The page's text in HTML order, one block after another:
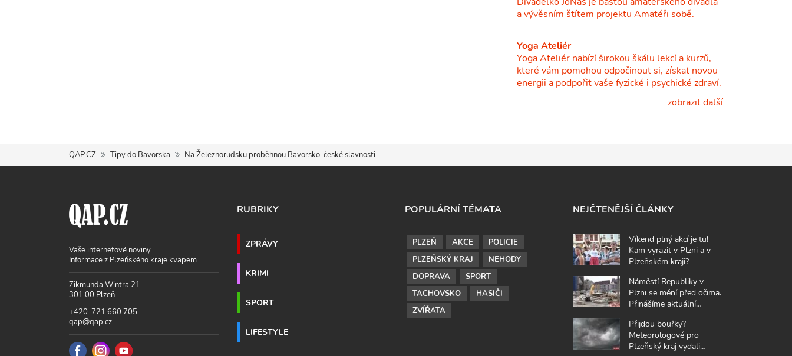
a vývěsním štítem projektu Amatéři sobě.
Yoga Ateliér
Yoga Ateliér nabízí širokou škálu lekcí a kurzů,
které vám pomohou odpočinout si, získat novou
energii a podpořit vaše fyzické i psychické zdraví.
zobrazit další
QAP.CZ Tipy do Bavorska Na Železnorudsku proběhnou Bavorsko-české slavnosti
Vaše internetové noviny
Informace z Plzeňského kraje kvapem
Zikmunda Wintra 21
301 00 Plzeň
+420 721 660 705
qap@qap.cz
RUBRIKY
ZPRÁVY
KRIMI
SPORT
LIFESTYLE
POPULÁRNÍ TÉMATA
PLZEŇ AKCE
POLICIE
PLZEŇSKÝ KRAJ
NEHODY
DOPRAVA
SPORT
TACHOVSKO
HASIČI
ZVÍŘATA
NEJČTENĚJŠÍ ČLÁNKY
Víkend plný akcí je tu!
Kam vyrazit v Plzni a v
Plzeňském kraji?
Náměstí Republiky v
Plzni se mění před očima.
Přinášíme aktuální
Přijdou bouřky?
Meteorologové pro
Plzeňský kraj vydali